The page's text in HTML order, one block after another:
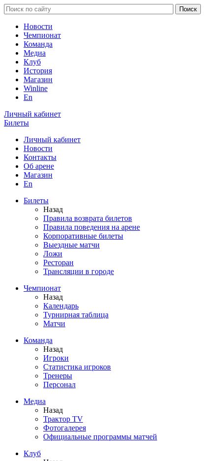
Новости
Чемпионат
Команда
Медиа
Клуб
История
Магазин
Winline
En
Личный кабинет
Билеты
Личный кабинет
Новости
Контакты
Об арене
Магазин
En
Билеты
Назад
Правила возврата билетов
Правила поведения на арене
Корпоративные билеты
Выездные матчи
Ложи
Ресторан
Трансляции в городе
Чемпионат
Назад
Календарь
Турнирная таблица
Матчи
Команда
Назад
Игроки
Статистика игроков
Тренеры
Персонал
Медиа
Назад
Трактор TV
Фотогалерея
Официальные программы матчей
Клуб